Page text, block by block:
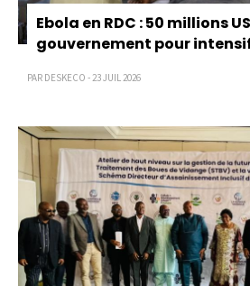
Ebola en RDC : 50 millions
gouvernement pour
PAR DESKECO - 23 JUIL 2026